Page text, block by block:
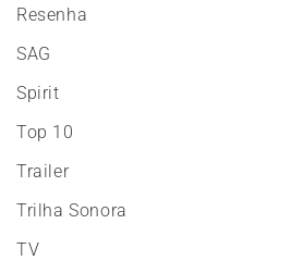
Resenha
SAG
Spirit
Top 10
Trailer
Trilha Sonora
TV